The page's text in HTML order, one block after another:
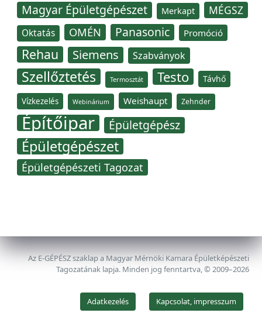
Magyar Épületgépészet Merkapt MÉGSZ
Oktatás OMÉN Panasonic Promóció
Rehau Siemens Szabványok
Szellőztetés Termosztát Testo Távhő
Vízkezelés Webinárium Weishaupt Zehnder
Építőipar Épületgépész
Épületgépészet
Épületgépészeti Tagozat
Az E-GÉPÉSZ szaklap a Magyar Mérnöki Kamara Épületképészeti
Tagozatának lapja. Minden jog fenntartva, © 2009–2026
Adatkezelés Kapcsolat, impresszum